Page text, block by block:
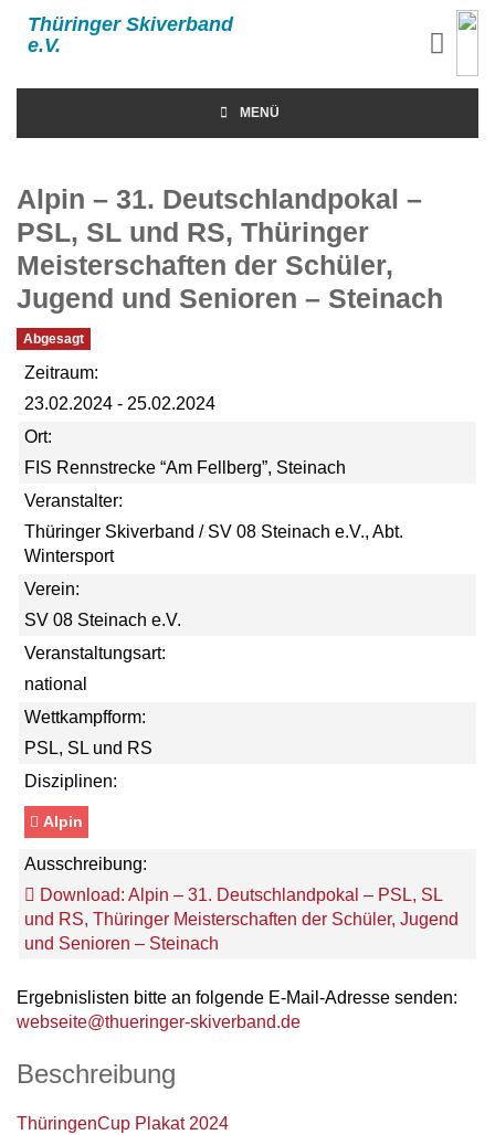
Thüringer Skiverband
e.V.
MENÜ
Alpin – 31. Deutschlandpokal –
PSL, SL und RS, Thüringer
Meisterschaften der Schüler,
Jugend und Senioren – Steinach
Abgesagt
Zeitraum:
23.02.2024 - 25.02.2024
Ort:
FIS Rennstrecke “Am Fellberg”, Steinach
Veranstalter:
Thüringer Skiverband / SV 08 Steinach e.V., Abt.
Wintersport
Verein:
SV 08 Steinach e.V.
Veranstaltungsart:
national
Wettkampfform:
PSL, SL und RS
Disziplinen:
Alpin
Ausschreibung:
Download: Alpin – 31. Deutschlandpokal – PSL, SL
und RS, Thüringer Meisterschaften der Schüler, Jugend
und Senioren – Steinach
Ergebnislisten bitte an folgende E-Mail-Adresse senden:
webseite@thueringer-skiverband.de
Beschreibung
ThüringenCup Plakat 2024